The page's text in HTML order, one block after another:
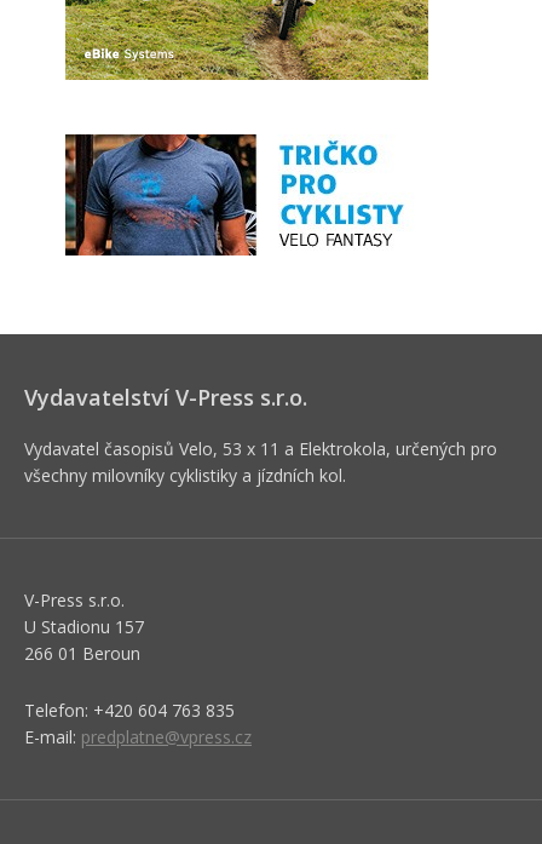
Vydavatelství V-Press s.r.o.
Vydavatel časopisů Velo, 53 x 11 a Elektrokola, určených pro
všechny milovníky cyklistiky a jízdních kol.
V-Press s.r.o.
U Stadionu 157
266 01 Beroun
Telefon: +420 604 763 835
E-mail: predplatne@vpress.cz